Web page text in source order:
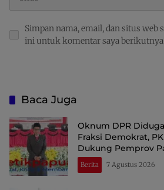
Simpan nama, email, dan situs web
ini untuk komentar saya
Baca Juga
Oknum DPR
Fraksi Demokrat,
Dukung Pemprov
Berita 7 Agustus 2026